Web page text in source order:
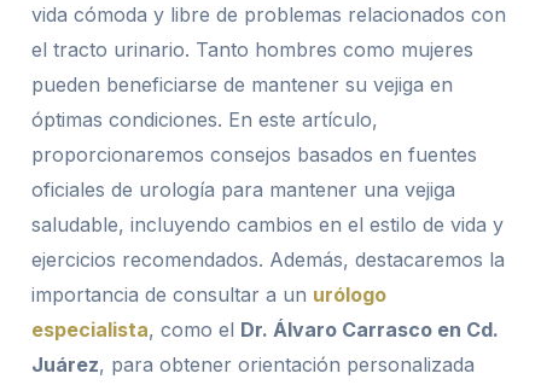
vida cómoda y libre de problemas relacionados con
el tracto urinario. Tanto hombres como mujeres
pueden beneficiarse de mantener su vejiga en
óptimas condiciones. En este artículo,
proporcionaremos consejos basados en fuentes
oficiales de urología para mantener una vejiga
saludable, incluyendo cambios en el estilo de vida y
ejercicios recomendados. Además, destacaremos la
importancia de consultar a un urólogo
especialista, como el Dr. Álvaro Carrasco en Cd.
Juárez, para obtener orientación personalizada